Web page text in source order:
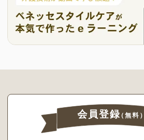
会員登録（無料）